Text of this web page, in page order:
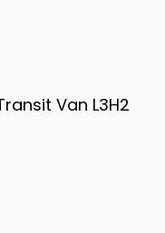
Van L3H2